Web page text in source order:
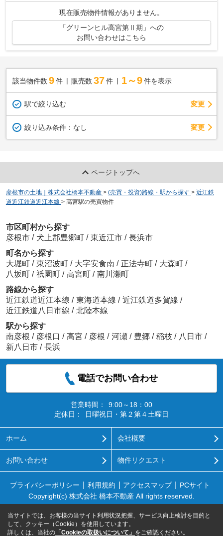
現在販売物件情報がありません。
「グリーンヒル高宮第Ⅱ期」への
お問い合わせはこちら
該当物件数 9件 販売数 37 件 1～9 件を表示
駅で絞り込む 変更
絞り込み条件： なし 変更
ページトップへ
彦根市の土地｜株式会社橋本不動産 > (売買・投資)路線・駅から探す > 近江鉄
道近江鉄道近江本線 > 高宮駅の売買物件
市区町村から探す
彦根市 / 犬上郡豊郷町 / 東近江市 / 長浜市
町名から探す
大堀町 / 東沼波町 / 大字安食南 / 正法寺町 / 大森町 /
八坂町 / 祇園町 / 高宮町 / 南川瀬町
路線から探す
近江鉄道近江本線 / 東海道本線 / 近江鉄道多賀線 /
近江鉄道八日市線 / 北陸本線
駅から探す
南彦根 / 彦根口 / 高宮 / 彦根 / 河瀬 / 豊郷 / 稲枝 / 八日市 /
新八日市 / 長浜
電話でお問い合わせ
営業時間：
9:00～18：00
定休日：
日曜祝日・第２第４土曜日
ホーム 会社概要
お問い合わせ 物件リクエスト
プライバシーポリシー 利用規約 アクセスマップ
PCサイト
Copyright(c) 株式会社 橋本不動産 All rights reserved.
当サイトでは、お客様の当サイト利用状況把握、サービス向上検討を目的と
して、クッキー（Cookie）を使用しています。
詳しくは、当社の 「Cookieの取扱いについて」 をご確認ください。